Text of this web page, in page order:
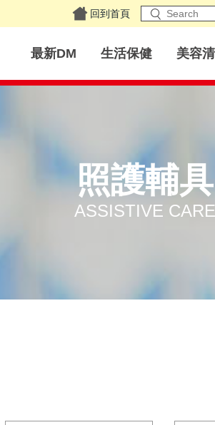
回到首頁
最新DM 生活保健 美容
照護輔具
ASSISTIVE CARE